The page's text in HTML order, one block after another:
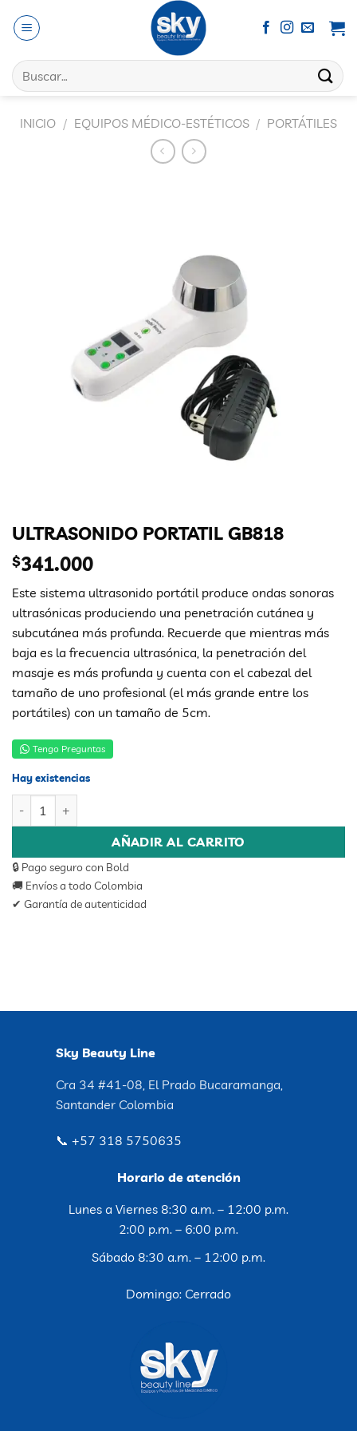
Buscar
por:
INICIO / EQUIPOS MÉDICO-ESTÉTICOS / PORTÁTILES
ULTRASONIDO PORTATIL GB818
$341.000
Este sistema ultrasonido portátil produce ondas sonoras
ultrasónicas produciendo una penetración cutánea y
subcutánea más profunda. Recuerde que mientras más
baja es la frecuencia ultrasónica, la penetración del
masaje es más profunda y cuenta con el cabezal del
tamaño de uno profesional (el más grande entre los
portátiles) con un tamaño de 5cm.
Tengo Preguntas
Hay existencias
AÑADIR AL CARRITO
🔒 Pago seguro con Bold
🚚 Envíos a todo Colombia
✔ Garantía de autenticidad
Sky Beauty Line
Cra 34 #41-08, El Prado Bucaramanga,
Santander Colombia
📞 +57 318 5750635
Horario de atención
Lunes a Viernes 8:30 a.m. – 12:00 p.m.
2:00 p.m. – 6:00 p.m.
Sábado 8:30 a.m. – 12:00 p.m.
Domingo: Cerrado